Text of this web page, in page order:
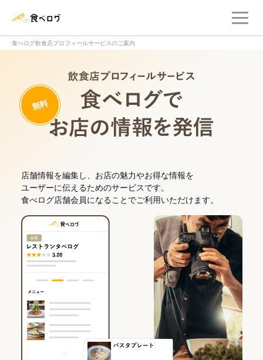
食べログ飲食店プロフィールサービスのご案内
無料
店舗情報を編集し、お店の魅力やお得な情報を
ユーザーに伝えるためのサービスです。
食べログ店舗会員になることでご利用いただけます。